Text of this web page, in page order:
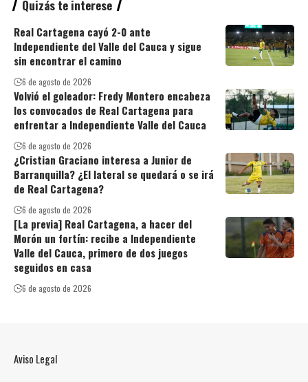
Quizás te interese
Real Cartagena cayó 2-0 ante
Independiente del Valle del Cauca y sigue
sin encontrar el camino
6 de agosto de 2026
Volvió el goleador: Fredy Montero encabeza
los convocados de Real Cartagena para
enfrentar a Independiente Valle del Cauca
6 de agosto de 2026
¿Cristian Graciano interesa a Junior de
Barranquilla? ¿El lateral se quedará o se irá
de Real Cartagena?
6 de agosto de 2026
[La previa] Real Cartagena, a hacer del
Morón un fortín: recibe a Independiente
Valle del Cauca, primero de dos juegos
seguidos en casa
6 de agosto de 2026
Aviso Legal